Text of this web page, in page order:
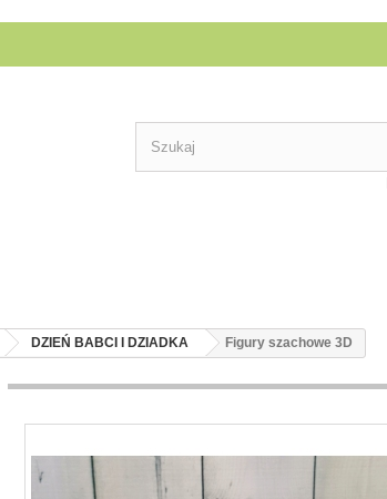
DZIEŃ BABCI I DZIADKA Figury szachowe 3D